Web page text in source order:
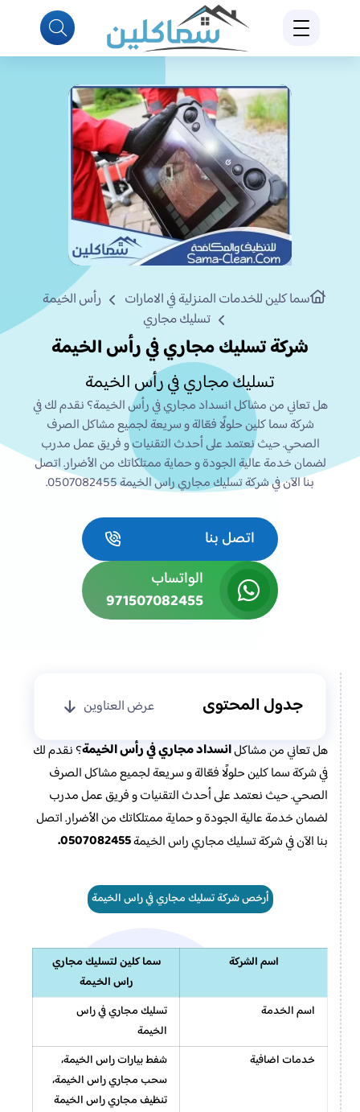
سما كلين للخدمات المنزلية في الامارات
رأس الخيمة
تسليك مجاري
شركة تسليك مجاري في رأس الخيمة
تسليك مجاري في رأس الخيمة
هل تعاني من مشاكل انسداد مجاري في رأس الخيمة؟ نقدم لك في
شركة سما كلين حلولًا فعّالة و سريعة لجميع مشاكل الصرف
الصحي. حيث نعتمد على أحدث التقنيات و فريق عمل مدرب
لضمان خدمة عالية الجودة و حماية ممتلكاتك من الأضرار. اتصل
بنا الآن في شركة تسليك مجاري راس الخيمة 0507082455.
اتصل بنا
الواتساب
971507082455
جدول المحتوى عرض العناوين
هل تعاني من مشاكلانسداد مجاري في رأس الخيمة؟ نقدم لك
في شركة سما كلين حلولًا فعّالة و سريعة لجميع مشاكل الصرف
الصحي. حيث نعتمد على أحدث التقنيات و فريق عمل مدرب
لضمان خدمة عالية الجودة و حماية ممتلكاتك من الأضرار. اتصل
بنا الآن في شركة تسليك مجاري راس الخيمة0507082455.
أرخص شركة تسليك مجاري في راس الخيمة
اسم الشركة
سما كلين لتسليك مجاري
راس الخيمة
اسم الخدمة
تسليك مجاري في راس
الخيمة
خدمات اضافية
شفط بيارات راس الخيمة،
سحب مجاري راس الخيمة،
تنظيف مجاري راس الخيمة